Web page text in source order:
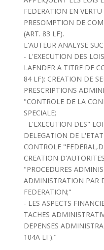
FEDERATION EN
PRESOMPTION DE
(ART. 83 LF).
L'AUTEUR ANALYSE
- L'EXECUTION DES
LAENDER A TITRE DE
84 LF): CREATION DE
PRESCRIPTIONS
"CONTROLE DE LA
SPECIALE;
- L'EXECUTION DES"
DELEGATION DE
CONTROLE
CREATION
"PROCEDURES
ADMINISTRATION PAR
FEDERATION;"
- LES ASPECTS
TACHES
DEPENSES
104A LF)."